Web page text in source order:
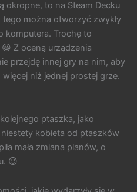
okropne, to na Steam Decku
można otworzyć zwykły
komputera. Trochę to
Z oceną urządzenia
przejdę innej gry na nim, aby
niż jednej prostej grze.
ptaszka, jako
kobieta od ptaszków
mała zmiana planów, o
😉